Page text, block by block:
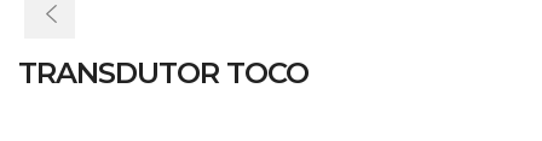
TRANSDUTOR TOCO